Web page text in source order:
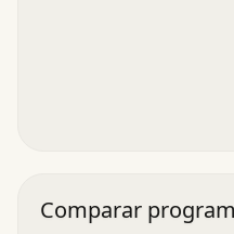
Comparar